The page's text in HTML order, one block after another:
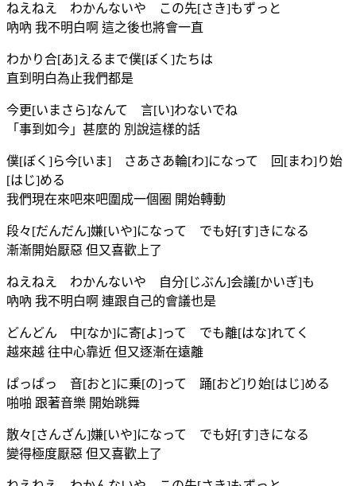
ねえねえ わかんないや この先[さき]もずっと
吶吶 我不明白啊 這之後也將會一直
わかり合[あ]えるまで僕[ぼく]たちは
直到明白為止我們都是
今更[いまさら]なんて 言[い]わないでね
「事到如今」甚麼的 別說這樣的話
僕[ぼく]ら今[いま] さあさあ輪[わ]になって 回[まわ]り始
[はじ]める
我們現在來吧來吧圍成一個圈 開始轉動
段々[だんだん]嫌[いや]になって でも好[す]きになる
漸漸開始厭惡 但又喜歡上了
ねえねえ わかんないや 自分[じぶん]会議[かいぎ]も
吶吶 我不明白啊 連跟自己的會議也是
どんどん 中[なか]に寄[よ]って でも離[はな]れてく
越來越 往中心靠近 但又逐漸在遠離
ぱっぱっ 音[おと]に乗[の]って 踊[おど]り始[はじ]める
啪啪 跟著音樂 開始跳舞
散々[さんざん]嫌[いや]になって でも好[す]きになる
變得極度厭惡 但又喜歡上了